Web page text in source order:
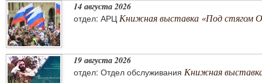
14 августа 2026
отдел: АРЦ Книжная выставка «Под стягом
19 августа 2026
отдел: Отдел обслуживания Книжная